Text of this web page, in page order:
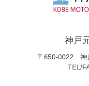
神戸
〒650-0022 神
TEL/